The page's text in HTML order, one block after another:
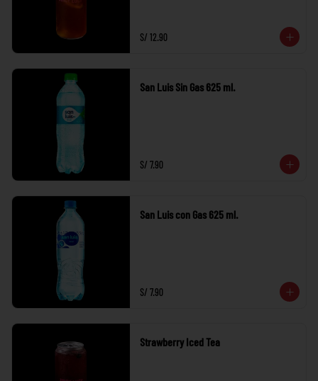
S/ 12.90
San Luis Sin Gas 625 ml.
S/ 7.90
San Luis con Gas 625 ml.
S/ 7.90
Strawberry Iced Tea